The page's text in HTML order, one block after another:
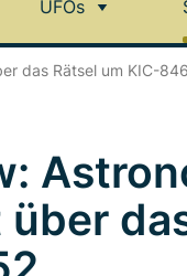
UFOs
das Rätsel um KIC-